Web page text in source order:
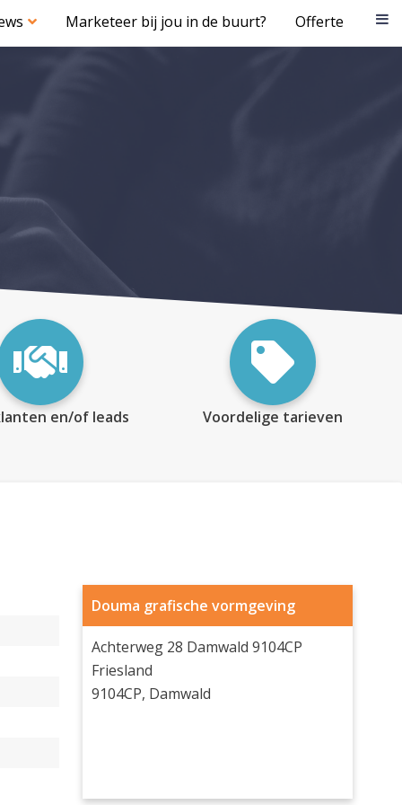
Marketeer bij jou in de buurt? Offerte
en/of leads Voordelige tarieven
Douma grafische vormgeving
Achterweg 28 Damwald 9104CP
Friesland
9104CP, Damwald